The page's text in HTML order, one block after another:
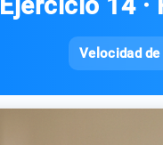
Velocidad